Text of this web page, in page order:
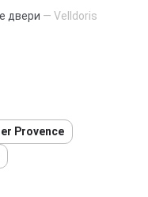
двери — Velldoris
Provence